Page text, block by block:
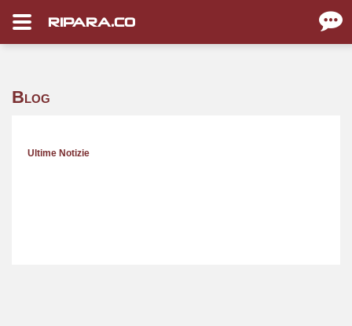
RIPARA.CO
Blog
Ultime Notizie